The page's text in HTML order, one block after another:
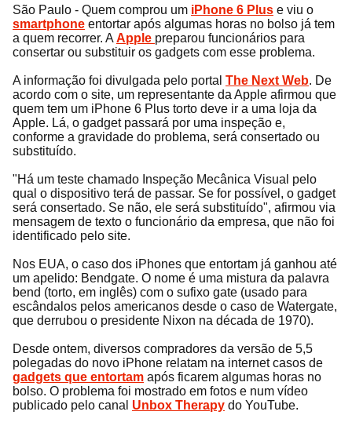
São Paulo - Quem comprou um iPhone 6 Plus e viu o
smartphone entortar após algumas horas no bolso já tem
a quem recorrer. A Apple preparou funcionários para
consertar ou substituir os gadgets com esse problema.
A informação foi divulgada pelo portal The Next Web. De
acordo com o site, um representante da Apple afirmou que
quem tem um iPhone 6 Plus torto deve ir a uma loja da
Apple. Lá, o gadget passará por uma inspeção e,
conforme a gravidade do problema, será consertado ou
substituído.
"Há um teste chamado Inspeção Mecânica Visual pelo
qual o dispositivo terá de passar. Se for possível, o gadget
será consertado. Se não, ele será substituído", afirmou via
mensagem de texto o funcionário da empresa, que não foi
identificado pelo site.
Nos EUA, o caso dos iPhones que entortam já ganhou até
um apelido: Bendgate. O nome é uma mistura da palavra
bend (torto, em inglês) com o sufixo gate (usado para
escândalos pelos americanos desde o caso de Watergate,
que derrubou o presidente Nixon na década de 1970).
Desde ontem, diversos compradores da versão de 5,5
polegadas do novo iPhone relatam na internet casos de
gadgets que entortam após ficarem algumas horas no
bolso. O problema foi mostrado em fotos e num vídeo
publicado pelo canal Unbox Therapy do YouTube.